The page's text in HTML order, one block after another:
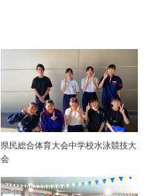
県民総合体育大会中学校水泳競技大
会